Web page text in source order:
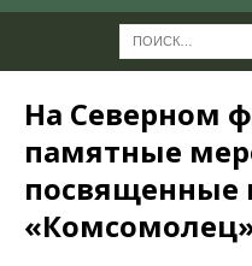
На Северном
памятные
посвященные